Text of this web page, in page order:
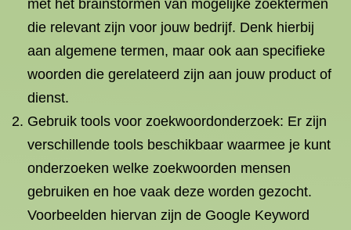
met het brainstormen van mogelijke zoektermen
die relevant zijn voor jouw bedrijf. Denk hierbij
aan algemene termen, maar ook aan specifieke
woorden die gerelateerd zijn aan jouw product of
dienst.
Gebruik tools voor zoekwoordonderzoek: Er zijn
verschillende tools beschikbaar waarmee je kunt
onderzoeken welke zoekwoorden mensen
gebruiken en hoe vaak deze worden gezocht.
Voorbeelden hiervan zijn de Google Keyword